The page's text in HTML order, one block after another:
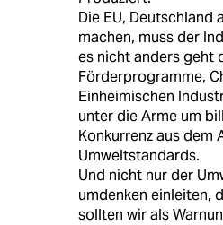
Die EU, Deutschland
machen, muss der
es nicht anders geht
Förderprogramme,
Einheimischen
unter die Arme um
Konkurrenz aus dem
Umweltstandards.
Und nicht nur der
umdenken einleiten,
sollten wir als